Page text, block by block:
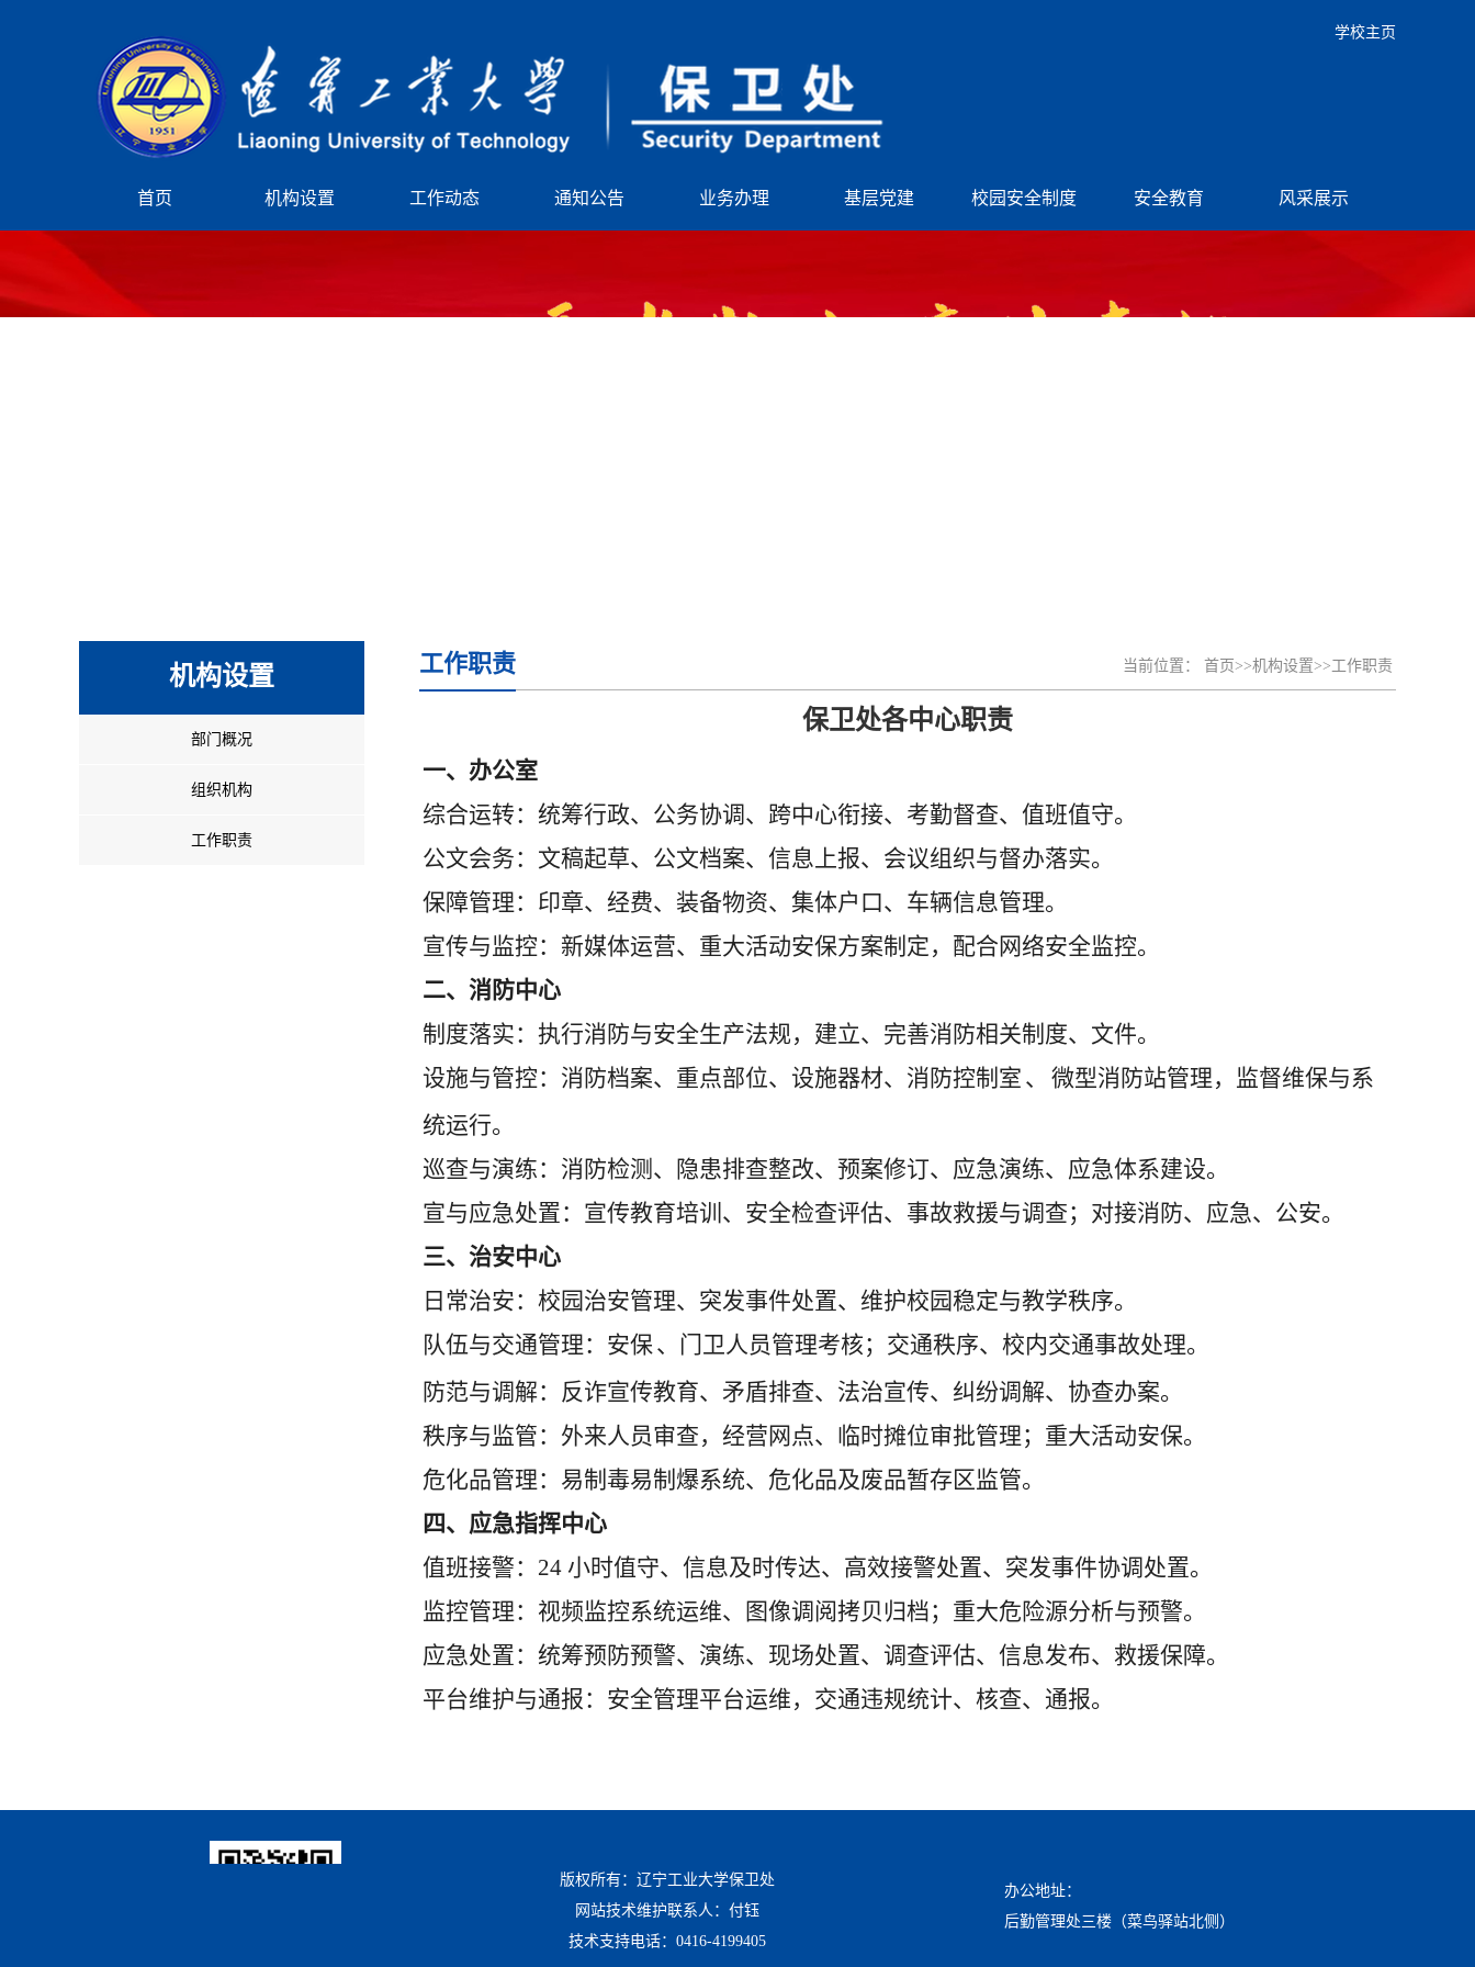
学校主页
首页 机构设置 工作动态 通知公告 业务办理 基层党建 校园安全制度 安全教育 风采展示
机构设置
部门概况
组织机构
工作职责
工作职责 当前位置： 首页>>机构设置>>工作职责
保卫处各中心职责
一、办公室
综合运转：统筹行政、公务协调、跨中心衔接、考勤督查、值班值守。
公文会务：文稿起草、公文档案、信息上报、会议组织与督办落实。
保障管理：印章、经费、装备物资、集体户口、车辆信息管理。
宣传与监控：新媒体运营、重大活动安保方案制定，配合网络安全监控。
二、消防中心
制度落实：执行消防与安全生产法规，建立、完善消防相关制度、文件。
设施与管控：消防档案、重点部位、设施器材、消防控制室 、
微型消防站管理，监督维保与系
统运行。
巡查与演练：消防检测、隐患排查整改、预案修订、应急演练、应急体系建设。
宣与应急处置：宣传教育培训、安全检查评估、事故救援与调查；对接消防、应急、公安。
三、治安中心
日常治安：校园治安管理、突发事件处置、维护校园稳定与教学秩序。
队伍与交通管理：安保 、门卫人员管理考核；交通秩序、校内交通事故处理。
防范与调解：反诈宣传教育、矛盾排查、法治宣传、纠纷调解、协查办案。
秩序与监管：外来人员审查，经营网点、临时摊位审批管理；重大活动安保。
危化品管理：易制毒易制爆系统、危化品及废品暂存区监管。
四、应急指挥中心
值班接警： 24 小时值守、信息及时传达、高效接警处置、突发事件协调处置。
监控管理：视频监控系统运维、图像调阅拷贝归档；重大危险源分析与预警。
应急处置：统筹预防预警、演练、现场处置、调查评估、信息发布、救援保障。
平台维护与通报：安全管理平台运维，交通违规统计、核查、通报。
版权所有：辽宁工业大学保卫处
网站技术维护联系人：付钰
技术支持电话：0416-4199405
办公地址：
后勤管理处三楼（菜鸟驿站北侧）